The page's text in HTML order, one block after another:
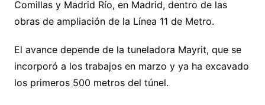
Comillas y Madrid Río, en Madrid, dentro de las
obras de ampliación de la Línea 11 de Metro.
El avance depende de la tuneladora Mayrit, que se
incorporó a los trabajos en marzo y ya ha excavado
los primeros 500 metros del túnel.